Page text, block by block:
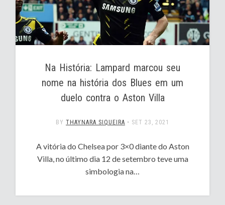
Na História: Lampard marcou seu
nome na história dos Blues em um
duelo contra o Aston Villa
BY THAYNARA SIQUEIRA • SET 23, 2021
A vitória do Chelsea por 3×0 diante do Aston
Villa, no último dia 12 de setembro teve uma
simbologia na…